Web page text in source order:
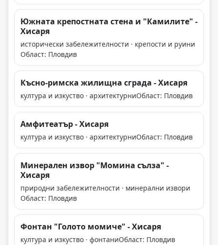
Южната крепостната стена и "Камилите" -
Хисаря
исторически забележителности · крепости и руини
Област: Пловдив
Късно-римска жилищна сграда - Хисаря
култура и изкуство · архитектурниОбласт: Пловдив
Амфитеатър - Хисаря
култура и изкуство · архитектурниОбласт: Пловдив
Минерален извор "Момина сълза" -
Хисаря
природни забележителности · минерални извори
Област: Пловдив
Фонтан "Голото момиче" - Хисаря
култура и изкуство · фонтаниОбласт: Пловдив